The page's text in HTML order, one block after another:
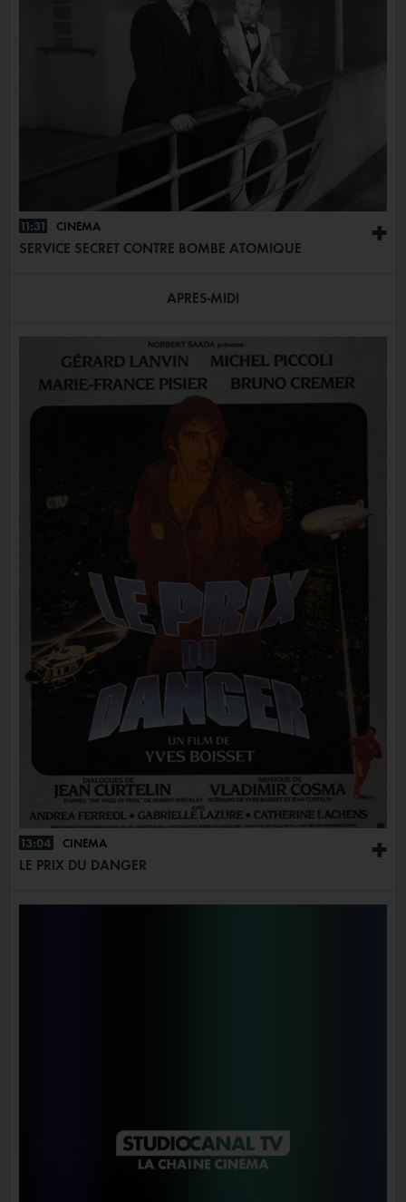
+
11:31 CINÉMA
SERVICE SECRET CONTRE BOMBE ATOMIQUE
APRÈS-MIDI
+
13:04 CINÉMA
LE PRIX DU DANGER